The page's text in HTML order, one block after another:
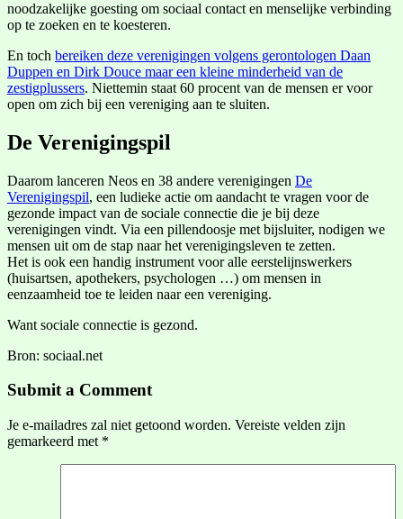
noodzakelijke goesting om sociaal contact en menselijke verbinding
op te zoeken en te koesteren.
En toch bereiken deze verenigingen volgens gerontologen Daan
Duppen en Dirk Douce maar een kleine minderheid van de
zestigplussers. Niettemin staat 60 procent van de mensen er voor
open om zich bij een vereniging aan te sluiten.
De Verenigingspil
Daarom lanceren Neos en 38 andere verenigingen De
Verenigingspil, een ludieke actie om aandacht te vragen voor de
gezonde impact van de sociale connectie die je bij deze
verenigingen vindt. Via een pillendoosje met bijsluiter, nodigen we
mensen uit om de stap naar het verenigingsleven te zetten.
Het is ook een handig instrument voor alle eerstelijnswerkers
(huisartsen, apothekers, psychologen …) om mensen in
eenzaamheid toe te leiden naar een vereniging.
Want sociale connectie is gezond.
Bron: sociaal.net
Submit a Comment
Je e-mailadres zal niet getoond worden. Vereiste velden zijn
gemarkeerd met *